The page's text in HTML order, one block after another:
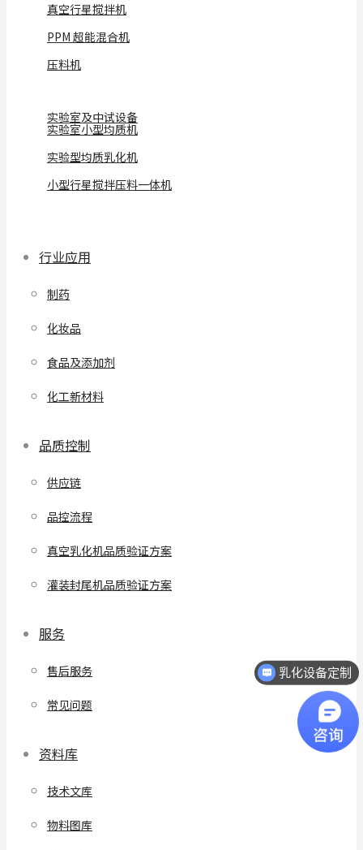
真空行星搅拌机
PPM 超能混合机
压料机
实验室及中试设备
实验室小型均质机
实验型均质乳化机
小型行星搅拌压料一体机
行业应用
制药
化妆品
食品及添加剂
化工新材料
品质控制
供应链
品控流程
真空乳化机品质验证方案
灌装封尾机品质验证方案
服务
售后服务
常见问题
资料库
技术文库
物料图库
乳化设备定制
热线电话：18068296512